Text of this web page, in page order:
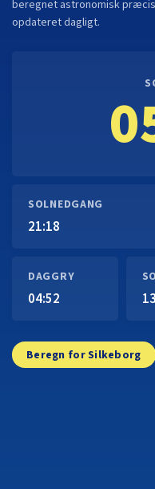
beregnet astronomisk
opdateret dagligt.
SOLNEDGANG
21:18
DAGGRY
04:52
Beregn for Silkeborg